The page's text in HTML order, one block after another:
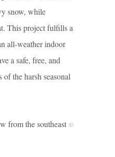
snow, while
This project fulfills a
all-weather indoor
a safe, free, and
of the harsh seasonal
the southeast ©